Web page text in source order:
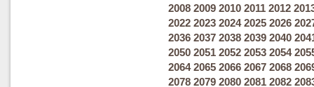
2008 2009 2010 2011 2012
2022 2023 2024 2025 2026
2036 2037 2038 2039 2040
2050 2051 2052 2053 2054
2064 2065 2066 2067 2068
2078 2079 2080 2081 2082